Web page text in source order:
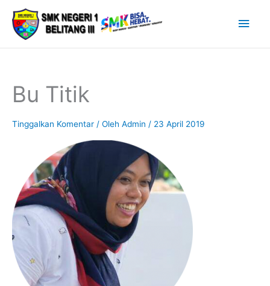
Lewati
konten
Bu Titik
Tinggalkan Komentar / Oleh Admin / 23 April 2019